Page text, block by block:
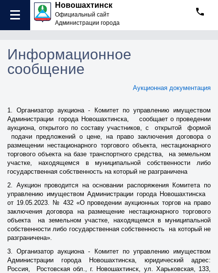
Новошахтинск
Официальный сайт
Администрации города
Информационное
сообщение
Аукционная документация
1. Организатор аукциона - Комитет по управлению имуществом
Администрации города Новошахтинска, сообщает о проведении
аукциона, открытого по составу участников, с открытой формой
подачи предложений о цене, на право заключения договора о
размещении нестационарного торгового объекта, нестационарного
торгового объекта на базе транспортного средства, на земельном
участке, находящемся в муниципальной собственности либо
государственная собственность на который не разграничена
2. Аукцион проводится на основании распоряжения Комитета по
управлению имуществом Администрации города Новошахтинска
от 19.05.2023. № 432 «О проведении аукционных торгов на право
заключения договора на размещение нестационарного торгового
объекта на земельном участке, находящемся в муниципальной
собственности либо государственная собственность на который не
разграничена».
3. Организатор аукциона - Комитет по управлению имуществом
Администрации города Новошахтинска, юридический адрес:
Россия, Ростовская обл., г. Новошахтинск, ул. Харьковская, 133,